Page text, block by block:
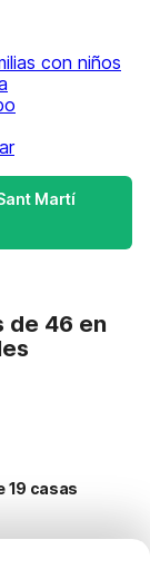
con niños
Martí
de 46 en
19 casas